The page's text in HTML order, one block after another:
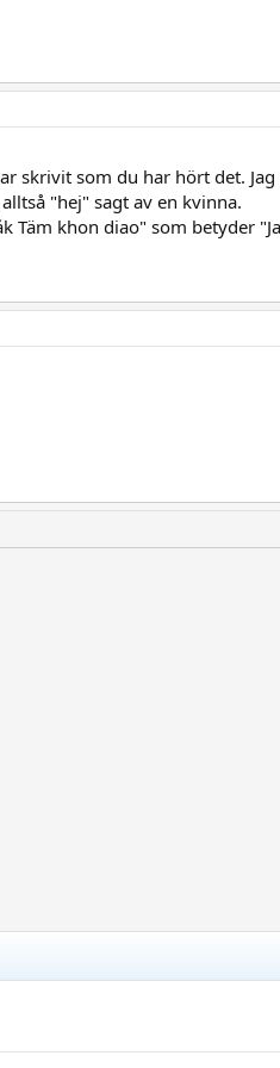
skrivit som du har hört det.
"hej" sagt av en kvinna.
Täm khon diao" som betyder